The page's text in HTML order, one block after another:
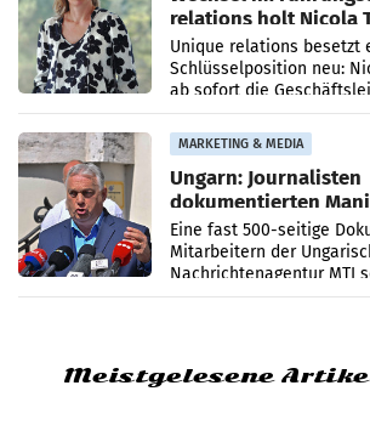
relations holt Nicola
Geschäftsleitung
Unique relations besetzt
Schlüsselposition neu:
ab sofort die
PR-Agentur an der Seite
Anna Kalina-Mahr.
MARKETING & MEDIA
Ungarn: Journalisten
dokumentierten
Zensur
Eine fast 500-seitige
Mitarbeitern der
Nachrichtenagentur MTI
systematische
Meistgelesene